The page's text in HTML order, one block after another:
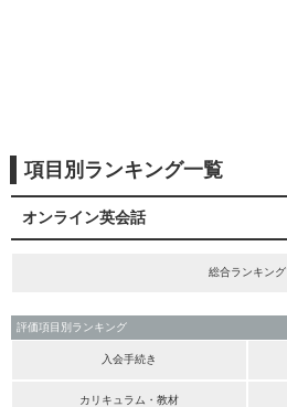
項目別ランキング一覧
オンライン英会話
総合ランキング
評価項目別ランキング
入会手続き
カリキュラム・教材